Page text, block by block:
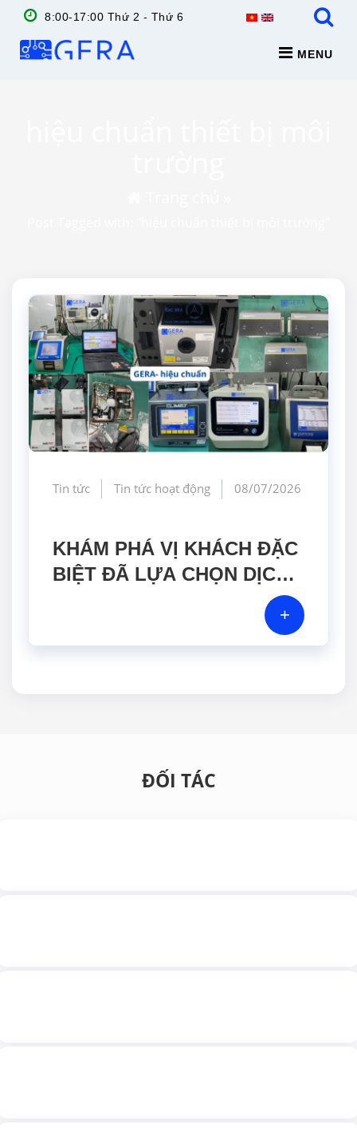
8:00-17:00 Thứ 2 - Thứ 6
MENU
Tin tức Tin tức hoạt động 08/07/2026
KHÁM PHÁ VỊ KHÁCH ĐẶC
BIỆT ĐÃ LỰA CHỌN DỊCH
VỤ HIỆU CHUẨN TẠI GERA
+
ĐỐI TÁC